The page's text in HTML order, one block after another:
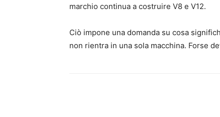
marchio continua a costruire V8 e V12.
Ciò impone una domanda su cosa
non rientra in una sola macchina. Forse